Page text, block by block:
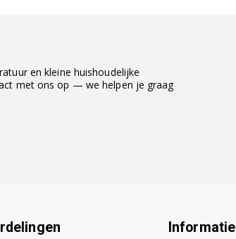
en kleine huishoudelijke
met ons op — we helpen je graag
Informatie